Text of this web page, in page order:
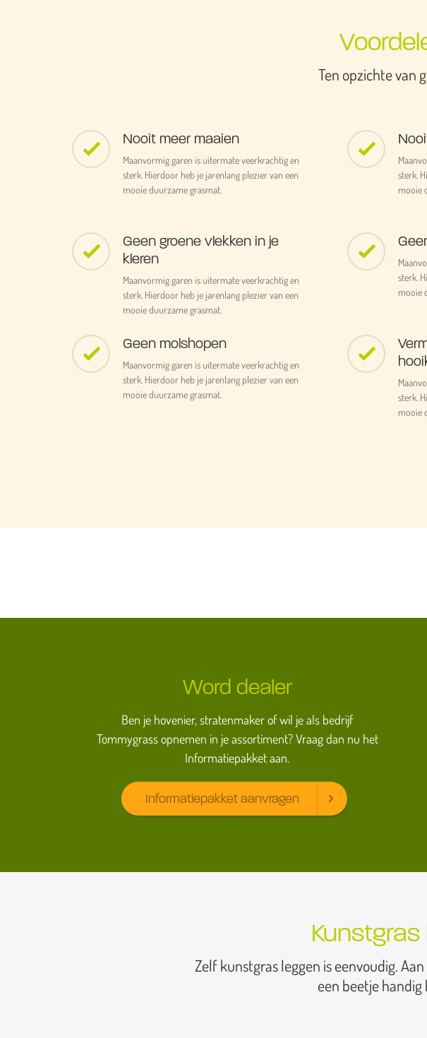
Ten opzichte van
Nooit meer maaien
Maanvormig garen is uitermate veerkrachtig en
sterk. Hierdoor heb je jarenlang plezier van een
mooie duurzame grasmat.
sterk.
mooie
Geen groene vlekken in je
kleren
Maanvormig garen is uitermate veerkrachtig en
sterk. Hierdoor heb je jarenlang plezier van een
mooie duurzame grasmat.
sterk.
mooie
Geen molshopen
Maanvormig garen is uitermate veerkrachtig en
sterk. Hierdoor heb je jarenlang plezier van een
mooie duurzame grasmat.
sterk.
mooie
Word dealer
Ben je hovenier, stratenmaker of wil je als bedrijf
Tommygrass opnemen in je assortiment? Vraag dan nu het
Informatiepakket aan.
Informatiepakket aanvragen
Zelf kunstgras leggen is eenvoudig.
een beetje